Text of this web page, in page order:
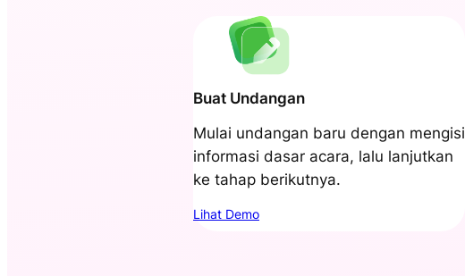
Buat Undangan
Mulai undangan baru dengan mengisi
informasi dasar acara, lalu lanjutkan
ke tahap berikutnya.
Lihat Demo